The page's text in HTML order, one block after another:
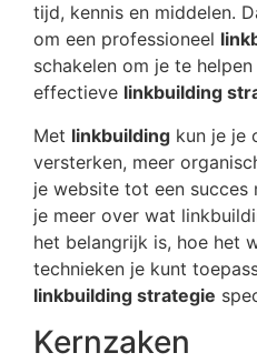
tijd, kennis en middelen.
om een professioneel
schakelen om je te
effectieve linkbuilding
Met linkbuilding kun je je
versterken, meer
je website tot een
je meer over wat
het belangrijk is, hoe het
technieken je kunt
linkbuilding strategie
Kernzaken